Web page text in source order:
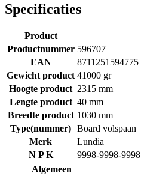
Specificaties
Product
Productnummer 596707
EAN
8711251594775
Gewicht product 41000 gr
Hoogte product 2315 mm
Lengte product 40 mm
Breedte product 1030 mm
Type(nummer) Board volspaan
Merk
Lundia
N P K
9998-9998-9998
Algemeen